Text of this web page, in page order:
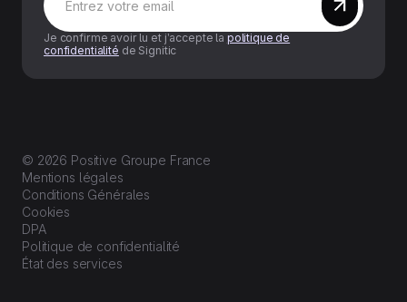
Je confirme avoir lu et j’accepte la politique de
confidentialité de Signitic
© 2026 Positive Groupe France
Mentions légales
Conditions Générales
Cookies
DPA
Politique de confidentialité
État des services